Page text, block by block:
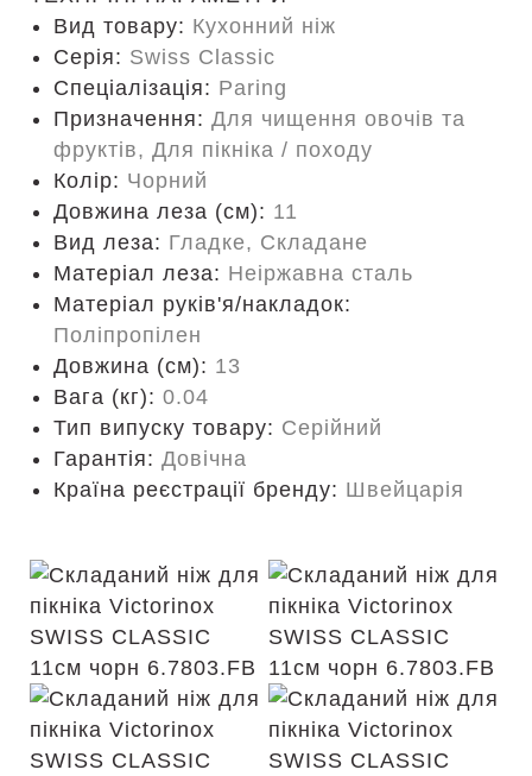
Вид товару: Кухонний ніж
Серія: Swiss Classic
Спеціалізація: Paring
Призначення: Для чищення овочів та
фруктів, Для пікніка / походу
Колір: Чорний
Довжина леза (см): 11
Вид леза: Гладке, Складане
Матеріал леза: Неіржавна сталь
Матеріал руків'я/накладок:
Поліпропілен
Довжина (cм): 13
Вага (кг): 0.04
Тип випуску товару: Серійний
Гарантія: Довічна
Країна реєстрації бренду: Швейцарія